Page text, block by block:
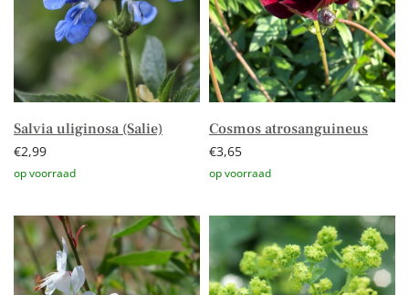
Salvia uliginosa (Salie)
€2,99
Cosmos atrosanguineus
€3,65